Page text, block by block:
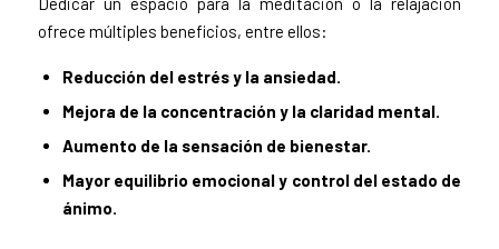
ofrece múltiples beneficios, entre ellos:
Reducción del estrés y la ansiedad.
Mejora de la concentración y la claridad mental.
Aumento de la sensación de bienestar.
Mayor equilibrio emocional y control del estado de
ánimo.